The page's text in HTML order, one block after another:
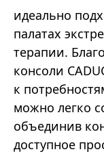
идеально
палатах
терапии.
консоли
к
можно легко
объединив
доступное